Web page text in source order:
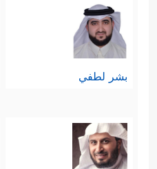
بشر لطفي